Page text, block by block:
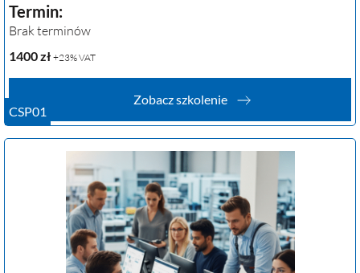
CSP01
Termin:
Brak terminów
1400zł +23% VAT
Zobacz szkolenie